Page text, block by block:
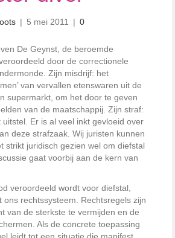
| 5 mei 2011 | 0
De Geynst, de beroemde
door de correctionele
Zijn misdrijf: het
van vervallen etenswaren uit de
supermarkt, om het door te geven
van de maatschappij. Zijn straf:
Er is al veel inkt gevloeid over
deze strafzaak. Wij juristen kunnen
strikt juridisch gezien wel om diefstal
gaat voorbij aan de kern van
veroordeeld wordt voor diefstal,
ons rechtssysteem. Rechtsregels zijn
van de sterkste te vermijden en de
Als de concrete toepassing